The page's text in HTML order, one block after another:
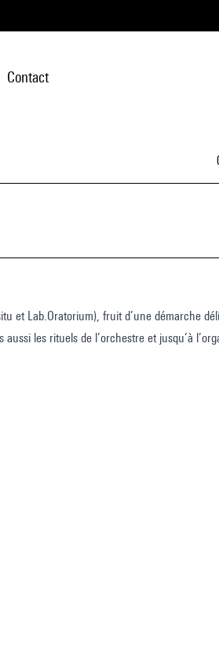
Contact
et Lab.Oratorium), fruit d’une démarche
les rituels de l’orchestre et jusqu’à